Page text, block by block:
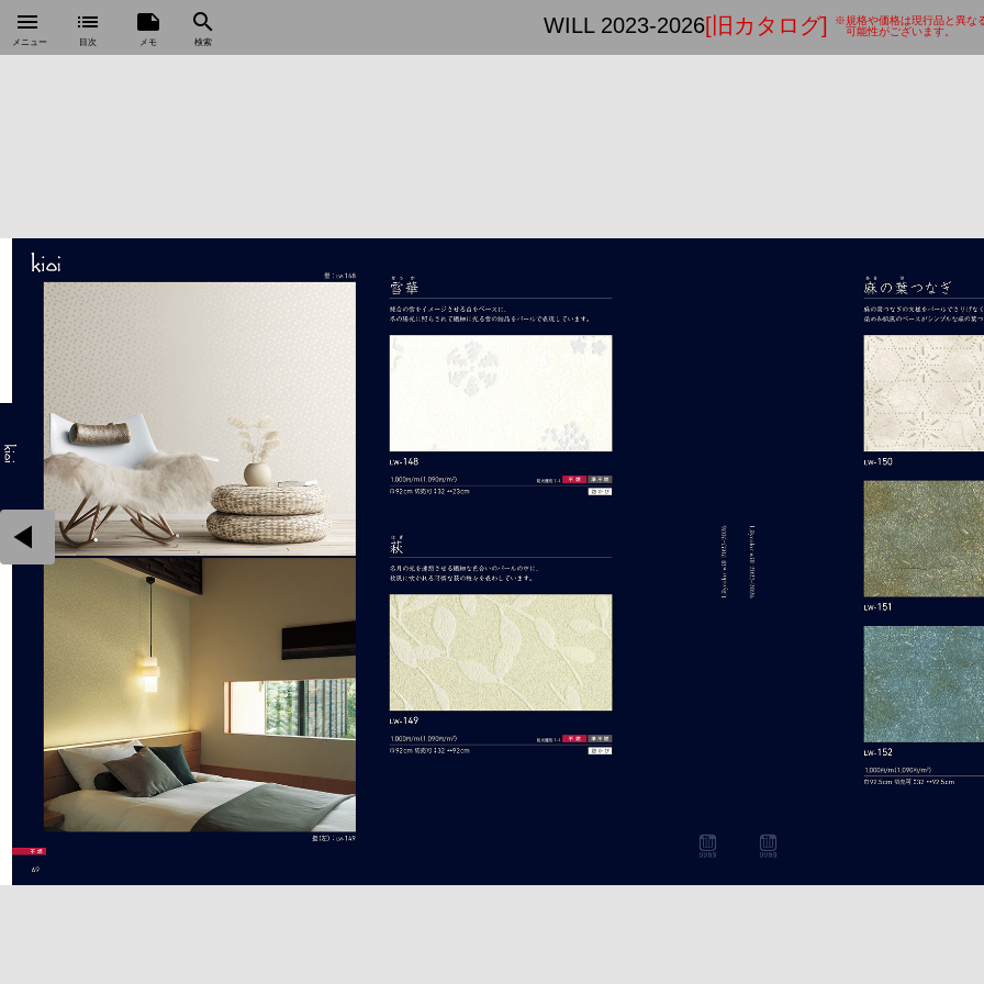
menu
メニュー
play_arrow
WILL 2023-2026[旧カタログ]
※規格や価格は現行品と異な
可能性がございます。
list
目次
note
メモ
search
検索
open_in_new 商品詳細
open_in_new商品詳細
open_in_new商品詳細
open_in_new商品詳細
open_in_new商品詳細